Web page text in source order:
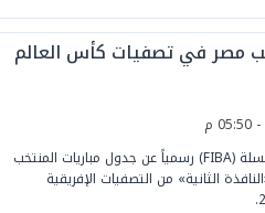
مصر في تصفيات كأس العالم
أعلن الاتحاد الدولي لكرة السلة (FIBA) رسمياً عن جدول مباريات المنتخب
الثانية» من التصفيات الإفريقية